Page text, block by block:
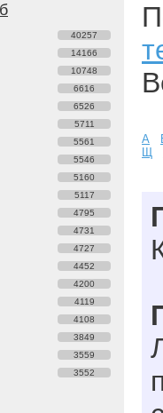
40257
14166
10748
6616
6526
5711
5561
5546
5160
5117
4795
4731
4727
4452
4200
4119
4108
3849
3559
3552
А
Щ